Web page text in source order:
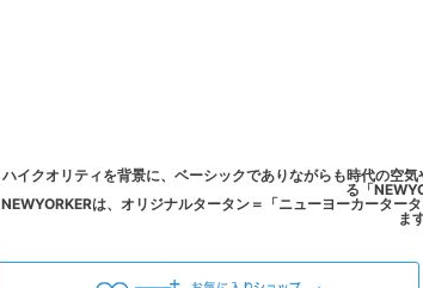
ハイクオリティを背景に、ベーシックでありながらも時代の空
る「
NEWYORKERは、オリジナルタータン＝「ニューヨーカーター